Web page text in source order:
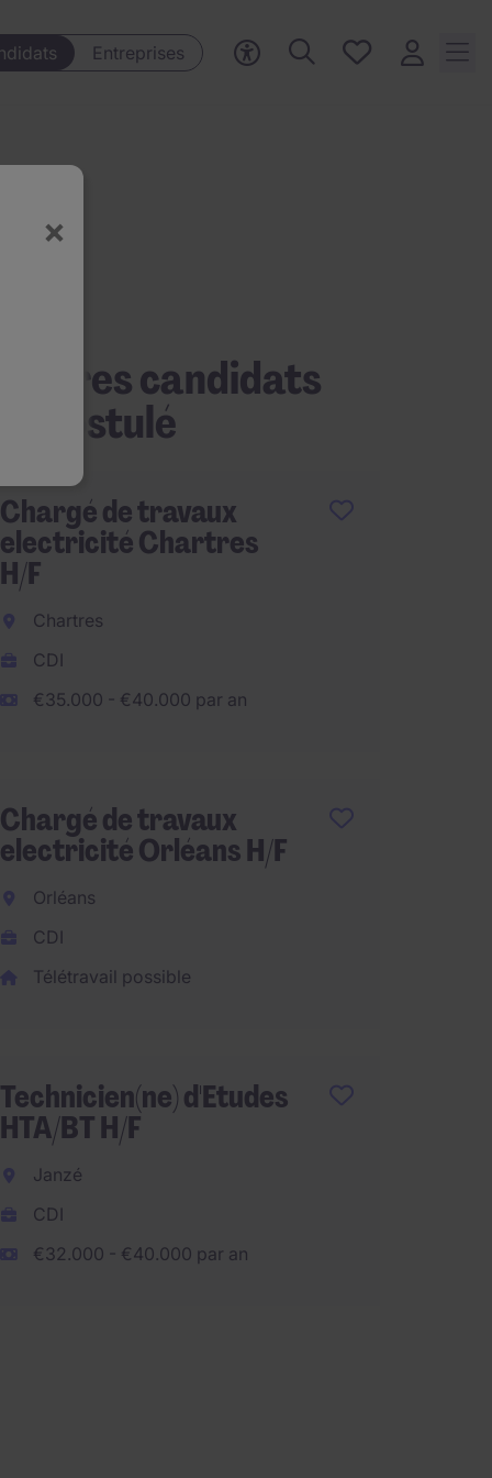
Entreprises
Mes offres, 0
D’autres candidats
ont postulé
Chargé de travaux
electricité Chartres
H/F
Chartres
CDI
€35.000 - €40.000 par an
Chargé de travaux
electricité Orléans H/F
Orléans
CDI
Télétravail possible
Technicien(ne) d'Etudes
HTA/BT H/F
Janzé
CDI
€32.000 - €40.000 par an
×